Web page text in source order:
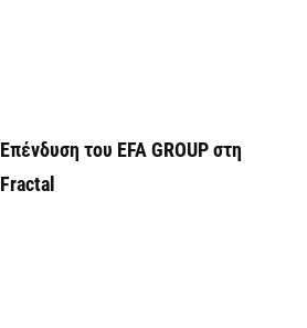
Επένδυση του EFA GROUP στη
Fractal